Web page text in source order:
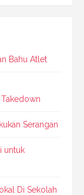
Bahu Atlet
Serangan
untuk
Di Sekolah